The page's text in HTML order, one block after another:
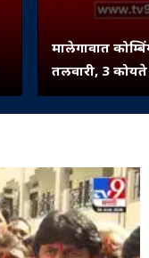
मालेगावात
तलवारी, 3
मोटारसायकल